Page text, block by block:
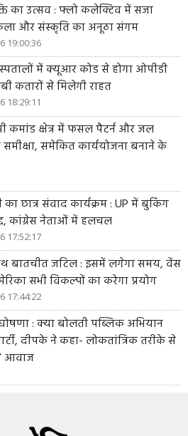
का उत्सव : फ्लो कलेक्टिव में सजा
और संस्कृति का अनूठा संगम
19:00:36
में क्यूआर कोड से होगा ओपीडी
कतारों से मिलेगी राहत
18:29:11
कमांड क्षेत्र में फसल पैटर्न और जल
समेकित कार्ययोजना बनाने के
का छात्र संवाद कार्यक्रम : UP में बुकिंग
कांग्रेस नेताओं में हलचल
17:52:17
बातचीत जटिल : इसमें लगेगा समय, वेंस
सभी विकल्पों का करेगा प्रयोग
17:44:22
: क्या बोलती पब्लिक अभियान
दीपके ने कहा- लोकतांत्रिक तरीके से
आवाज